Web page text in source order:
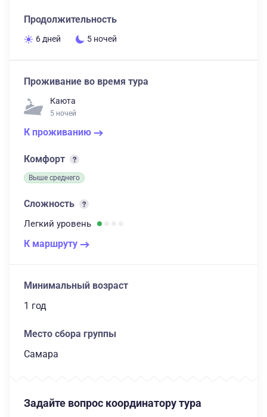
Продолжительность
6 дней 5 ночей
Проживание во время тура
Каюта
5 ночей
К проживанию
Комфорт
Выше среднего
Сложность
Легкий уровень
К маршруту
Минимальный возраст
1 год
Место сбора группы
Самара
Задайте вопрос координатору тура